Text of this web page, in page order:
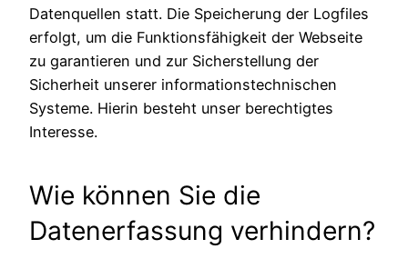
Datenquellen statt. Die Speicherung der Logfiles
erfolgt, um die Funktionsfähigkeit der Webseite
zu garantieren und zur Sicherstellung der
Sicherheit unserer informationstechnischen
Systeme. Hierin besteht unser berechtigtes
Interesse.
Wie können Sie die
Datenerfassung verhindern?